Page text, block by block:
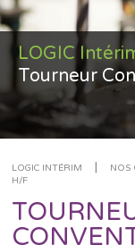
LOGIC
Tourneur
LOGIC INTÉRIM | NOS
H/F